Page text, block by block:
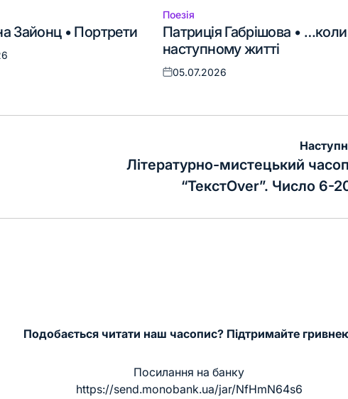
Зайонц • Портрети
Опублікувати
у
Поезія
Патриція Габрішова •
наступному житті
Оприлюднено
05.07.2026
Літературно-мистецький
“ТекстOver”. Число 6-
Подобається читати наш часопис? Підтримайте
Посилання на банку
https://send.monobank.ua/jar/NfHmN64s6